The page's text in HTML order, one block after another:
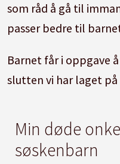
som råd å gå til
passer bedre til
Barnet får i oppgave
slutten vi har laget
Min døde
søskenbarn